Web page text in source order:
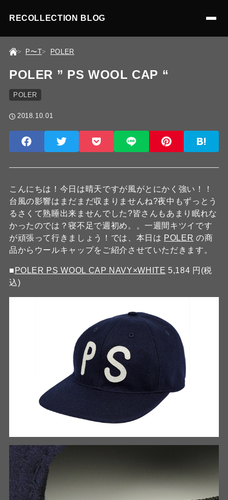
RECOLLECTION BLOG
P〜T POLER
POLER ” PS WOOL CAP “
POLER
2018.10.01
こんにちは！今日は晴天ですが風がとにかく強い！！
台風の影響はまだまだ収まりませんね?夜中もずっとう
るさくて熟睡出来ませんでした?皆さんもあまり眠れな
かったのでは？寝不足で週初め。。一週間キツイです
が頑張って行きましょう！では、本日は POLER の商
品からウールキャップをご紹介させていただきます。
■ POLER PS WOOL CAP NAVY×WHITE 5,184 円(税
込)